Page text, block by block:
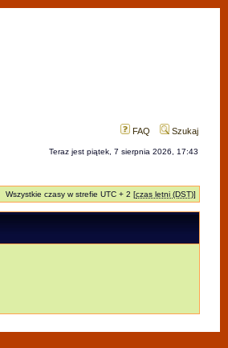
FAQ Szukaj
Teraz jest piątek, 7 sierpnia 2026, 17:43
Wszystkie czasy w strefie UTC + 2 [czas letni (DST)]